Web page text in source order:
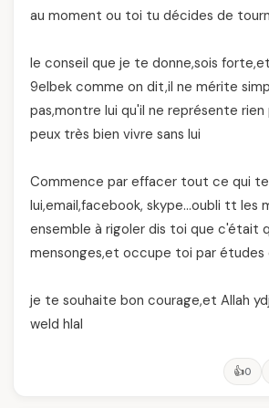
au moment ou toi tu décides de
le conseil que je te donne,sois
9elbek comme on dit,il ne mérite
pas,montre lui qu'il ne représente
peux très bien vivre sans lui
Commence par effacer tout ce qui
lui,email,facebook, skype…oubli tt les
ensemble à rigoler dis toi que c'était
mensonges,et occupe toi par études
je te souhaite bon courage,et Allah
weld hlal
👍0